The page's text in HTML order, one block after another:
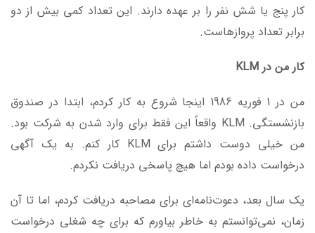
کار پنج یا شش نفر را بر عهده دارند. این تعداد کمی بیش از دو
برابر تعداد پروازهاست.
کار من در
من در 1 فوریه 1986 اینجا شروع به کار کردم، ابتدا در صندوق
بازنشستگی. KLM واقعاً این فقط برای وارد شدن به شرکت بود.
من خیلی دوست داشتم برای KLM کار کنم. به یک آگهی
درخواست داده بودم اما هیچ پاسخی دریافت نکردم.
یک سال بعد، دعوت‌نامه‌ای برای مصاحبه دریافت کردم، اما تا آن
زمان، نمی‌توانستم به خاطر بیاورم که برای چه شغلی درخواست